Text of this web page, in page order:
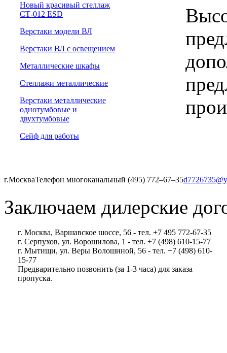
Новый красивый стеллаж
СТ-012 ESD
Верстаки модели ВЛ
Верстаки ВЛ с освещением
Металлические шкафы
Стеллажи металлические
Верстаки металлические
однотумбовые и
двухтумбовые
Сейф для работы
г.МоскваТелефон многоканальный (495) 772‒67‒35
Заключаем дилерские
г. Москва, Варшавское шоссе, 56 - тел. +7 495 772-67-35
г. Серпухов, ул. Ворошилова, 1 - тел. +7 (498) 610-15-77
г. Мытищи, ул. Веры Волошиной, 56 - тел. +7 (498) 610-
15-77
Предварительно позвонить (за 1-3 часа) для заказа
пропуска.